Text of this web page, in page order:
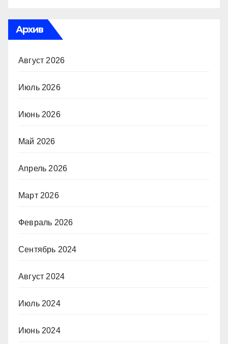
Архив
Август 2026
Июль 2026
Июнь 2026
Май 2026
Апрель 2026
Март 2026
Февраль 2026
Сентябрь 2024
Август 2024
Июль 2024
Июнь 2024